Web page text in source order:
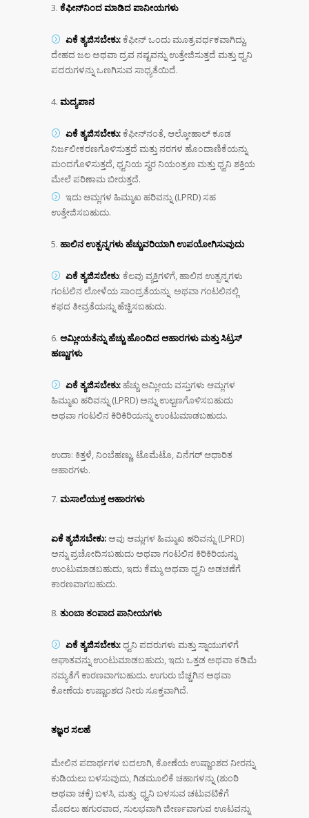
ಕೆಫೀನ್‍ನಿಂದ ಮಾಡಿದ ಪಾನೀಯಗಳು
ಏಕೆ ತ್ಯಜಿಸಬೇಕು:ಕೆಫೀನ್ ಒಂದು ಮೂತ್ರವರ್ಧಕವಾಗಿದ್ದು,
ದೇಹದ ಜಲ ಅಥವಾ ದ್ರವ ನಷ್ಟವನ್ನು ಉತ್ತೇಜಿಸುತ್ತದೆ ಮತ್ತು ಧ್ವನಿ
ಪದರುಗಳನ್ನು ಒಣಗಿಸುವ ಸಾಧ್ಯತೆಯಿದೆ.
ಮದ್ಯಪಾನ
ಏಕೆ ತ್ಯಜಿಸಬೇಕು:ಕೆಫೀನ್‌ನಂತೆ, ಆಲ್ಕೋಹಾಲ್ ಕೂಡ
ನಿರ್ಜಲೀಕರಣಗೊಳಿಸುತ್ತದೆ ಮತ್ತು ನರಗಳ ಹೊ೦ದಾಣಿಕೆಯನ್ನು
ಮಂದಗೊಳಿಸುತ್ತದೆ, ಧ್ವನಿಯ ಸ್ಥರ ನಿಯಂತ್ರಣ ಮತ್ತು ಧ್ವನಿ ಶಕ್ತಿಯ
ಮೇಲೆ ಪರಿಣಾಮ ಬೀರುತ್ತದೆ.
ಇದು ಆಮ್ಲಗಳ ಹಿಮ್ಮುಖ ಹರಿವನ್ನು (LPRD) ಸಹ
ಉತ್ತೇಜಿಸಬಹುದು.
ಹಾಲಿನ ಉತ್ಪನ್ನಗಳು ಹೆಚ್ಚುವರಿಯಾಗಿ ಉಪಯೋಗಿಸುವುದು
ಏಕೆ ತ್ಯಜಿಸಬೇಕು: ಕೆಲವು ವ್ಯಕ್ತಿಗಳಿಗೆ, ಹಾಲಿನ ಉತ್ಪನ್ನಗಳು
ಗಂಟಲಿನ ಲೋಳೆಯ ಸಾಂದ್ರತೆಯನ್ನು ಅಥವಾ ಗಂಟಲಿನಲ್ಲಿ
ಕಫದ ತೀವ್ರತೆಯನ್ನು ಹೆಚ್ಚಿಸಬಹುದು.
ಆಮ್ಲೀಯತೆನ್ನು ಹೆಚ್ಚು ಹೊಂದಿದ ಆಹಾರಗಳು ಮತ್ತು ಸಿಟ್ರಸ್
ಹಣ್ಣುಗಳು
ಏಕೆ ತ್ಯಜಿಸಬೇಕು:ಹೆಚ್ಚು ಆಮ್ಲೀಯ ವಸ್ತುಗಳು ಆಮ್ಲಗಳ
ಹಿಮ್ಮುಖ ಹರಿವನ್ನು (LPRD) ಅನ್ನು ಉಲ್ಬಣಗೊಳಿಸಬಹುದು
ಅಥವಾ ಗಂಟಲಿನ ಕಿರಿಕಿರಿಯನ್ನು ಉಂಟುಮಾಡಬಹುದು.
ಉದಾ: ಕಿತ್ತಳೆ, ನಿಂಬೆಹಣ್ಣು, ಟೊಮೆಟೊ, ವಿನೆಗರ್ ಆಧಾರಿತ
ಆಹಾರಗಳು.
ಮಸಾಲೆಯುಕ್ತ ಆಹಾರಗಳು
ಏಕೆ ತ್ಯಜಿಸಬೇಕು:ಅವು ಆಮ್ಲಗಳ ಹಿಮ್ಮುಖ ಹರಿವನ್ನು (LPRD)
ಅನ್ನು ಪ್ರಚೋದಿಸಬಹುದು ಅಥವಾ ಗಂಟಲಿನ ಕಿರಿಕಿರಿಯನ್ನು
ಉಂಟುಮಾಡಬಹುದು, ಇದು ಕೆಮ್ಮು ಅಥವಾ ಧ್ವನಿ ಅಡಚಣೆಗೆ
ಕಾರಣವಾಗಬಹುದು.
ತುಂಬಾ ತಂಪಾದ ಪಾನೀಯಗಳು
ಏಕೆ ತ್ಯಜಿಸಬೇಕು:ಧ್ವನಿ ಪದರುಗಳು ಮತ್ತು ಸ್ನಾಯುಗಳಿಗೆ
ಆಘಾತವನ್ನು ಉಂಟುಮಾಡಬಹುದು, ಇದು ಒತ್ತಡ ಅಥವಾ ಕಡಿಮೆ
ನಮ್ಯತೆಗೆ ಕಾರಣವಾಗಬಹುದು. ಉಗುರು ಬೆಚ್ಚಗಿನ ಅಥವಾ
ಕೋಣೆಯ ಉಷ್ಣಾಂಶದ ನೀರು ಸೂಕ್ತವಾಗಿದೆ.
ತಜ್ಞರ ಸಲಹೆ
ಮೇಲಿನ ಪದಾರ್ಥಗಳ ಬದಲಾಗಿ, ಕೋಣೆಯ ಉಷ್ಣಾಂಶದ ನೀರನ್ನು
ಕುಡಿಯಲು ಬಳಸುವುದು, ಗಿಡಮೂಲಿಕೆ ಚಹಾಗಳನ್ನು (ಶುಂಠಿ
ಅಥವಾ ಚಕ್ಕೆ) ಬಳಸಿ, ಮತ್ತು ಧ್ವನಿ ಬಳಸುವ ಚಟುವಟಿಕೆಗೆ
ಮೊದಲು ಹಗುರವಾದ, ಸುಲಭವಾಗಿ ಜೀರ್ಣವಾಗುವ ಊಟವನ್ನು